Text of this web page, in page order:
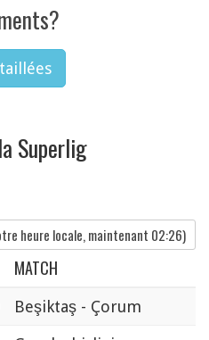
Superlig
heure locale, maintenant 02:26)
MATCH
Beşiktaş - Çorum